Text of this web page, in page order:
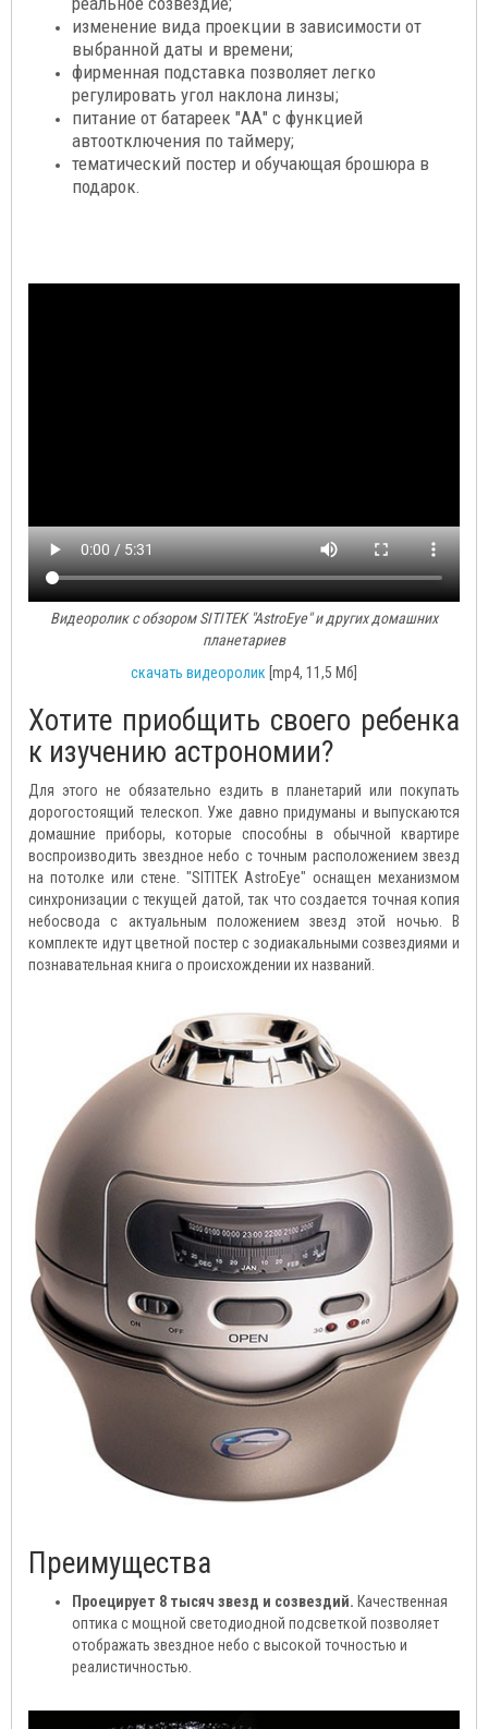
изменение вида проекции в зависимости от
выбранной даты и времени;
фирменная подставка позволяет легко
регулировать угол наклона линзы;
питание от батареек "АА" с функцией
автоотключения по таймеру;
тематический постер и обучающая брошюра в
подарок.
Видеоролик с обзором SITITEK "AstroEye" и других домашних
планетариев
скачать видеоролик [mp4, 11,5 Мб]
Хотите приобщить своего ребенка
к изучению астрономии?
Для этого не обязательно ездить в планетарий или покупать
дорогостоящий телескоп. Уже давно придуманы и выпускаются
домашние приборы, которые способны в обычной квартире
воспроизводить звездное небо с точным расположением звезд
на потолке или стене. "SITITEK AstroEye" оснащен механизмом
синхронизации с текущей датой, так что создается точная копия
небосвода с актуальным положением звезд этой ночью. В
комплекте идут цветной постер с зодиакальными созвездиями и
познавательная книга о происхождении их названий.
Преимущества
Проецирует 8 тысяч звезд и созвездий. Качественная
оптика с мощной светодиодной подсветкой позволяет
отображать звездное небо с высокой точностью и
реалистичностью.